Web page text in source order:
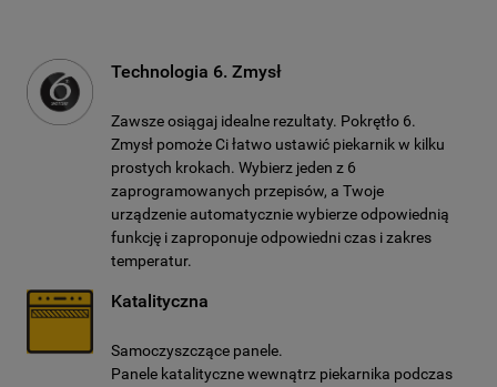
Technologia 6. Zmysł
Zawsze osiągaj idealne rezultaty. Pokrętło 6.
Zmysł pomoże Ci łatwo ustawić piekarnik w kilku
prostych krokach. Wybierz jeden z 6
zaprogramowanych przepisów, a Twoje
urządzenie automatycznie wybierze odpowiednią
funkcję i zaproponuje odpowiedni czas i zakres
temperatur.
Katalityczna
Samoczyszczące panele.
Panele katalityczne wewnątrz piekarnika podczas